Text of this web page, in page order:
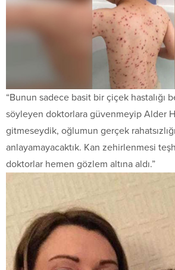
“Bunun sadece basit bir çiçek hastalığı
söyleyen doktorlara güvenmeyip Alder
gitmeseydik, oğlumun gerçek
anlayamayacaktık. Kan zehirlenmesi
doktorlar hemen gözlem altına aldı.”